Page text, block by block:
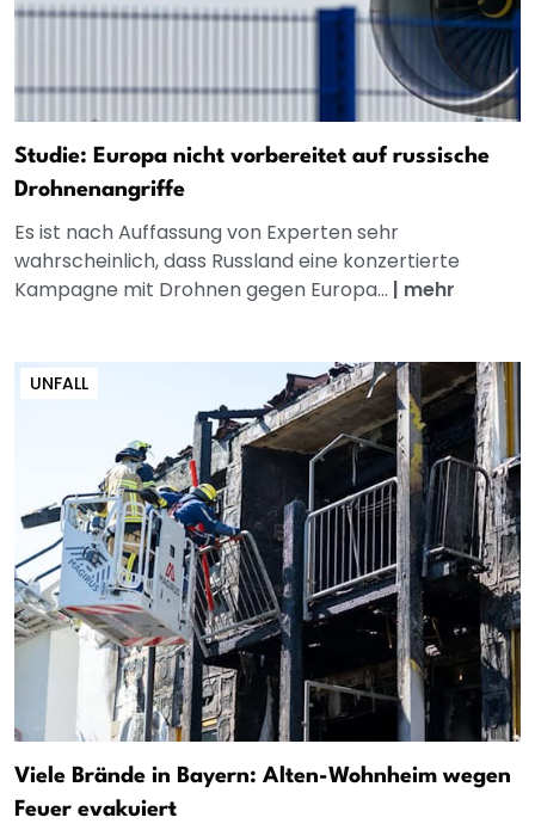
Studie: Europa nicht vorbereitet auf russische
Drohnenangriffe
Es ist nach Auffassung von Experten sehr
wahrscheinlich, dass Russland eine konzertierte
Kampagne mit Drohnen gegen Europa... | mehr
UNFALL
Viele Brände in Bayern: Alten-Wohnheim wegen
Feuer evakuiert